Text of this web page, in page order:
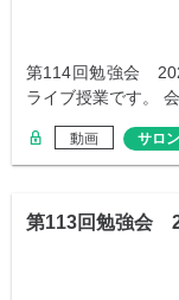
第114回勉強会
ライブ授業です。
動画 サロ
第113回勉強会